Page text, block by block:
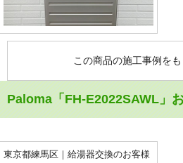
この商品の施工事例を
Paloma「FH-E2022SAWL」
東京都練馬区｜給湯器交換のお客様